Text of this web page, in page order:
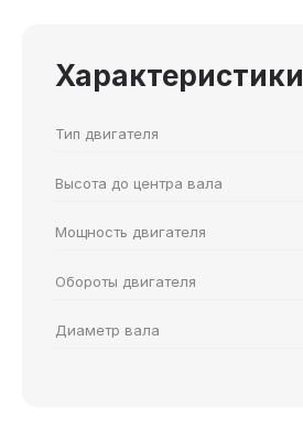
Характеристики
Тип двигателя
Высота до центра вала
Мощность двигателя
Обороты двигателя
Диаметр вала